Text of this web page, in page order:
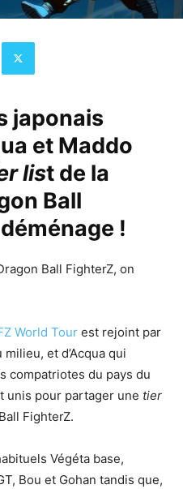
japonais
et Maddo
list de la
Ball
!
Ball FighterZ, on
World Tour est rejoint par
et d’Acqua qui
compatriotes du pays du
unis pour partager une tier
FighterZ.
Végéta base,
Bou et Gohan tandis que,